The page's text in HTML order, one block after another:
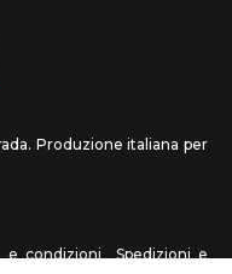
Produzione italiana per
e condizioni Spedizioni e